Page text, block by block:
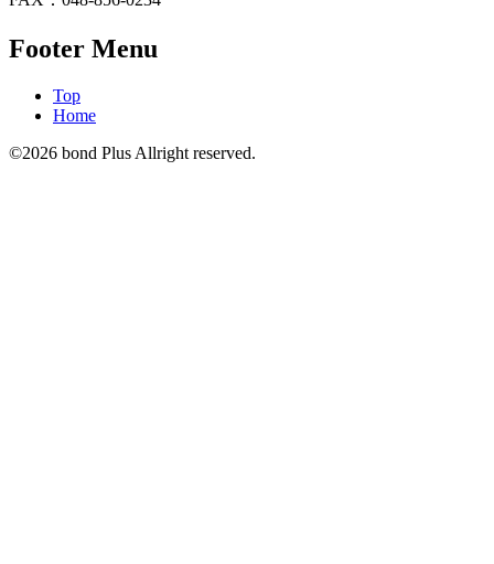
Footer Menu
Top
Home
©2026 bond Plus Allright reserved.